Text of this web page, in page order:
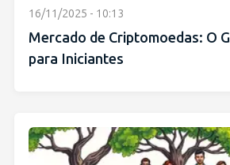
16/11/2025 - 10:13
Mercado de Criptomoedas: O
para Iniciantes